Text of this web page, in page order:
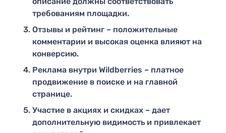
требованиям площадки.
Отзывы и рейтинг – положительные
комментарии и высокая оценка влияют на
конверсию.
Реклама внутри Wildberries – платное
продвижение в поиске и на главной
странице.
Участие в акциях и скидках – дает
дополнительную видимость и привлекает